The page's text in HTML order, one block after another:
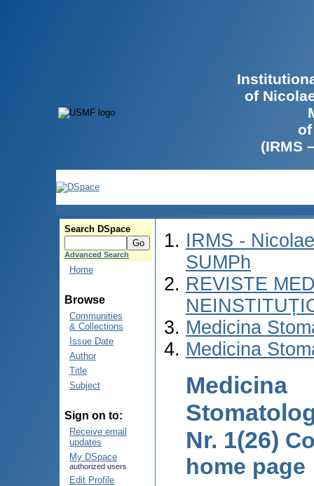
of
(IRMS
Search DSpace
Advanced Search
Home
Browse
Communities
& Collections
Issue Date
Author
Title
Subject
Sign on to:
Receive email
updates
My DSpace
authorized users
Edit Profile
IRMS -
SUMPh
REVISTE
Medicina
Medicina
Medicina
Nr. 1(26)
home page